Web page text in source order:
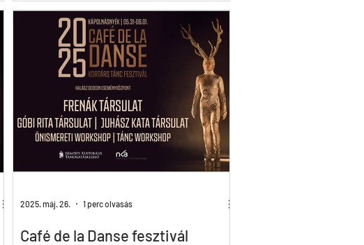
[…] egy különleges, a többitől tökéletesen
különböző világot alkot, és olyan anyagtalan
tájat vagy helyet foglal magában, amely
semmilyen értelemben nem azonos azzal a
hellyel, ahol megragadtuk.” Vajon hol,
honnan és hogyan lehet megragadni azt a
különleges világot, mely Frenák Pál
teremtménye, stílusának és alkotásainak az
összessége? Ha elfogadjuk Deleuze
mottóban idézett megjegyzését, az, amit
Café de la Danse fesztivál
2025. máj. 26. 1 perc olvasás